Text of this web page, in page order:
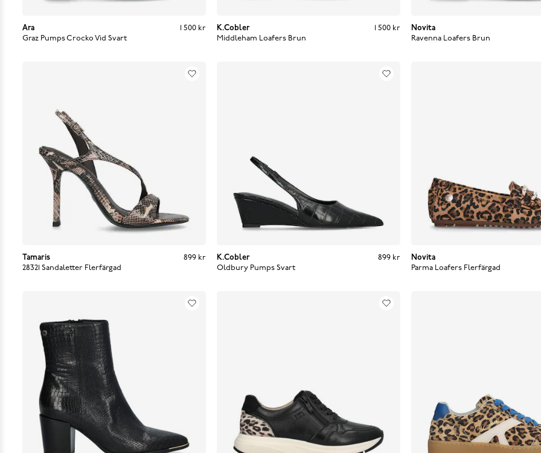
Ara
Graz Pumps Crocko Vid Svart
1 500 kr
1 500 kr
K.Cobler
Middleham Loafers Brun
1 500 kr
1 500 kr
Novita
Ravenna Loafers Brun
Tamaris
28321 Sandaletter Flerfärgad
899 kr
899 kr
K.Cobler
Oldbury Pumps Svart
899 kr
899 kr
Novita
Parma Loafers Flerfärgad